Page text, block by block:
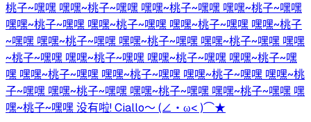
桃子~嘿嘿 嘿嘿~桃子~嘿嘿 嘿嘿~桃子~嘿嘿 嘿嘿~桃子~嘿嘿
嘿嘿~桃子~嘿嘿 嘿嘿~桃子~嘿嘿 嘿嘿~桃子~嘿嘿 嘿嘿~桃子
~嘿嘿 嘿嘿~桃子~嘿嘿 嘿嘿~桃子~嘿嘿 嘿嘿~桃子~嘿嘿 嘿嘿
~桃子~嘿嘿 嘿嘿~桃子~嘿嘿 嘿嘿~桃子~嘿嘿 嘿嘿~桃子~嘿
嘿 嘿嘿~桃子~嘿嘿 嘿嘿~桃子~嘿嘿 嘿嘿~桃子~嘿嘿 嘿嘿~桃
子~嘿嘿 嘿嘿~桃子~嘿嘿 嘿嘿~桃子~嘿嘿 嘿嘿~桃子~嘿嘿 嘿
嘿~桃子~嘿嘿 没有啦! Ciallo～ (∠・ω< )⌒★